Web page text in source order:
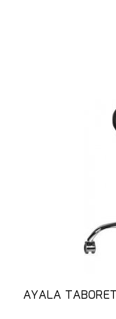
AYALA